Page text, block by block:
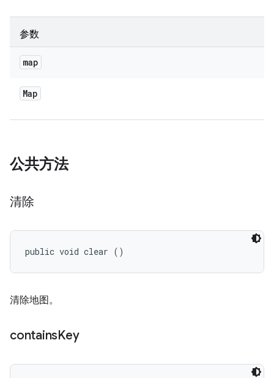
参数
map
Map
公共方法
清除
public void clear ()
清除地图。
containsKey